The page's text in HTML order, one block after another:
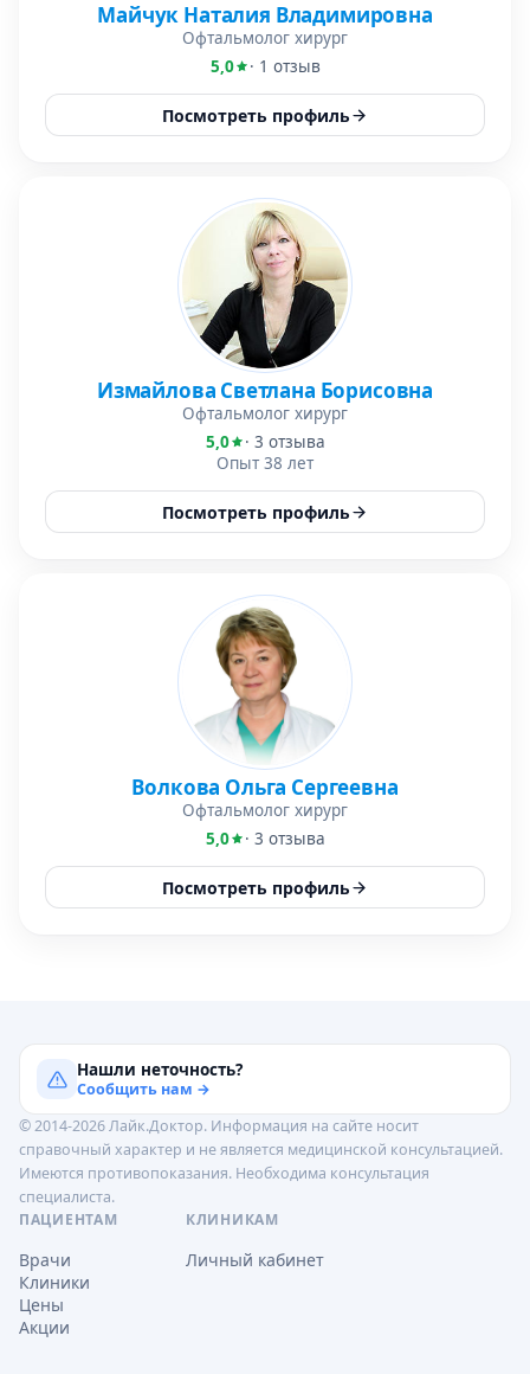
Майчук Наталия Владимировна
Офтальмолог хирург
5,0
· 1 отзыв
Посмотреть профиль
Измайлова Светлана Борисовна
Офтальмолог хирург
5,0
· 3 отзыва
Опыт 38 лет
Посмотреть профиль
Волкова Ольга Сергеевна
Офтальмолог хирург
5,0
· 3 отзыва
Посмотреть профиль
Нашли неточность?
Сообщить нам →
© 2014-2026 Лайк.Доктор. Информация на сайте носит
справочный характер и не является медицинской консультацией.
Имеются противопоказания. Необходима консультация
специалиста.
ПАЦИЕНТАМ
Врачи
Клиники
Цены
Акции
КЛИНИКАМ
Личный кабинет